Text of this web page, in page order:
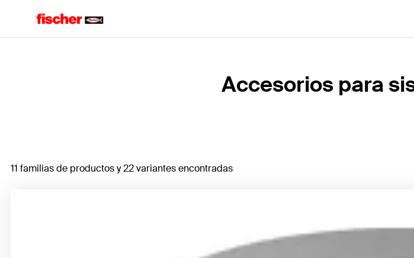
Accesorios para
11 familias de productos y 22 variantes encontradas